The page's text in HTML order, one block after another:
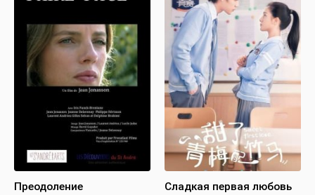
Преодоление Сладкая первая любовь